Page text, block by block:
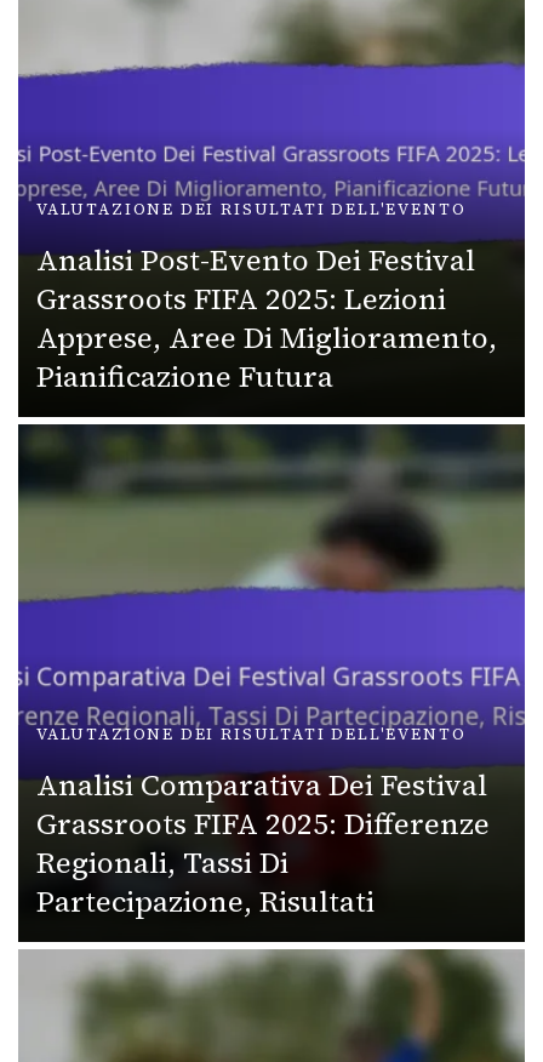
VALUTAZIONE DEI RISULTATI DELL'EVENTO
Analisi Post-Evento Dei Festival
Grassroots FIFA 2025: Lezioni
Apprese, Aree Di Miglioramento,
Pianificazione Futura
VALUTAZIONE DEI RISULTATI DELL'EVENTO
Analisi Comparativa Dei Festival
Grassroots FIFA 2025: Differenze
Regionali, Tassi Di
Partecipazione, Risultati